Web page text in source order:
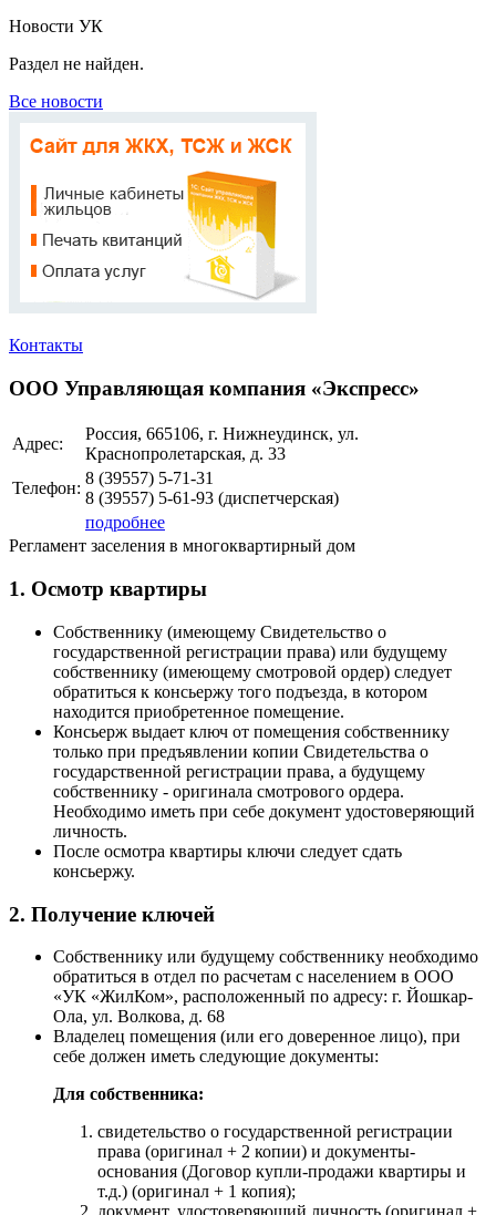
Новости УК
Раздел не найден.
Все новости
Контакты
ООО Управляющая компания «Экспресс»
Адрес:
Россия, 665106, г. Нижнеудинск, ул.
Краснопролетарская, д. 33
Телефон:
8 (39557) 5-71-31
8 (39557) 5-61-93 (диспетчерская)
подробнее
Регламент заселения в многоквартирный дом
1. Осмотр квартиры
Собственнику (имеющему Свидетельство о
государственной регистрации права) или будущему
собственнику (имеющему смотровой ордер) следует
обратиться к консьержу того подъезда, в котором
находится приобретенное помещение.
Консьерж выдает ключ от помещения собственнику
только при предъявлении копии Свидетельства о
государственной регистрации права, а будущему
собственнику - оригинала смотрового ордера.
Необходимо иметь при себе документ удостоверяющий
личность.
После осмотра квартиры ключи следует сдать
консьержу.
2. Получение ключей
Собственнику или будущему собственнику необходимо
обратиться в отдел по расчетам с населением в ООО
«УК «ЖилКом», расположенный по адресу: г. Йошкар-
Ола, ул. Волкова, д. 68
Владелец помещения (или его доверенное лицо), при
себе должен иметь следующие документы:
Для собственника:
свидетельство о государственной регистрации
права (оригинал + 2 копии) и документы-
основания (Договор купли-продажи квартиры и
т.д.) (оригинал + 1 копия);